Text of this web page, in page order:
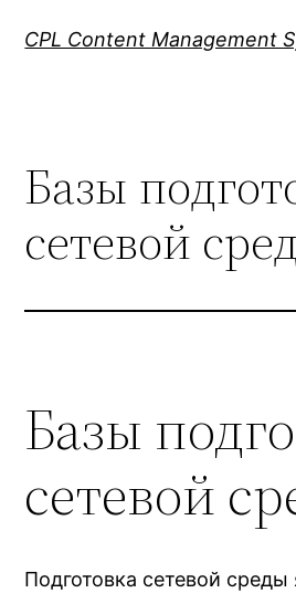
CPL Content Management
Базы
сетевой
Базы
сетевой
Подготовка сетевой среды